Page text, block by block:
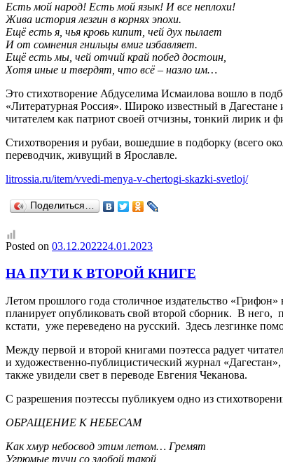
Есть мой народ! Есть мой язык! И все неплохи!
Жива история лезгин в корнях эпохи.
Ещё есть я, чья кровь кипит, чей дух пылает
И от сомнения гнильцы вмиг избавляет.
Ещё есть мы, чей отчий край побед достоин,
Хотя иные и твердят, что всё – назло им…
Это стихотворение Абдуселима Исмаилова вошло в
«Литературная Россия». Широко известный в Дагестане
читателем как патриот своей отчизны, тонкий лирик и
Стихотворения и рубаи, вошедшие в подборку (всего
переводчик, живущий в Ярославле.
litrossia.ru/item/vvedi-menya-v-chertogi-skazki-svetloj/
Поделиться…
Posted on 03.12.202224.01.2023
НА ПУТИ К ВТОРОЙ КНИГЕ
Летом прошлого года столичное издательство
планирует опубликовать свой второй сборник. В
кстати, уже переведено на русский. Здесь лезгинке
Между первой и второй книгами поэтесса радует
и художественно-публицистический журнал
также увидели свет в переводе Евгения Чеканова.
С разрешения поэтессы публикуем одно из
ОБРАЩЕНИЕ К НЕБЕСАМ
Как хмур небосвод этим летом… Гремят
Угрюмые тучи со злобой такой,